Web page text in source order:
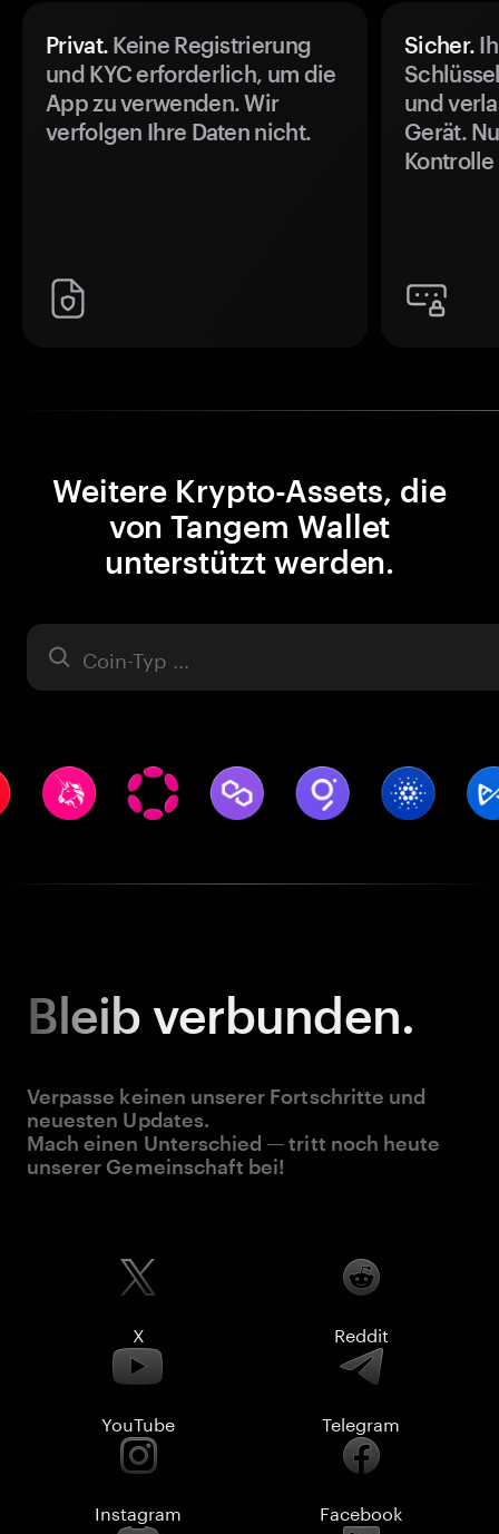
Privat. Keine Registrierung
und KYC erforderlich, um die
App zu verwenden. Wir
verfolgen Ihre Daten nicht.
Sicher.
und
Gerät.
Weitere Krypto-Assets, die
von Tangem Wallet
unterstützt werden.
Asset
Bleib verbunden.
Verpasse keinen unserer Fortschritte und
neuesten Updates.
Mach einen Unterschied — tritt noch heute
unserer Gemeinschaft bei!
X Reddit
YouTube Telegram
Instagram Facebook